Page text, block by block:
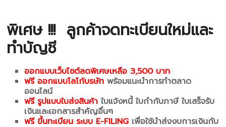
พิเศษ !!! ลูกค้าจดทะเบียนใหม่และ
ทำบัญชี
ออกแบบเว็บไซต์ลดพิเศษเหลือ 3,500 บาท
ฟรี ออกแบบโลโก้บรษัทพร้อมแนะนำการทำตลาด
ออนไลน์
ฟรี รูปแบบใบส่งสินค้า ใบแจ้งหนี้ ใบกำกับภาษี ใบเสร็จรับ
เงินและเอกสารสำคัญอื่นๆ
ฟรี ขึ้นทะเบียน ระบบ E-FILING เพื่อใช้นำส่งงบการเงินกับ